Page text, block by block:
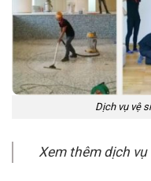
Dịch vụ vệ
Xem thêm dịch